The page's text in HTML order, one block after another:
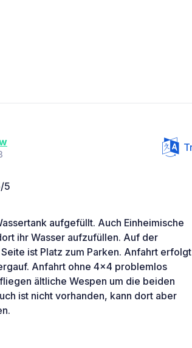
5
aufgefüllt. Auch Einheimische
ihr Wasser aufzufüllen. Auf der
ist Platz zum Parken. Anfahrt
Anfahrt ohne 4x4 problemlos
fliegen ältliche Wespen um die beiden
ist nicht vorhanden, kann dort aber